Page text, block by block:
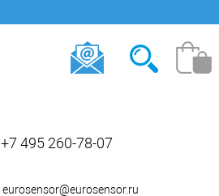
+7 495 260-78-07
eurosensor@eurosensor.ru